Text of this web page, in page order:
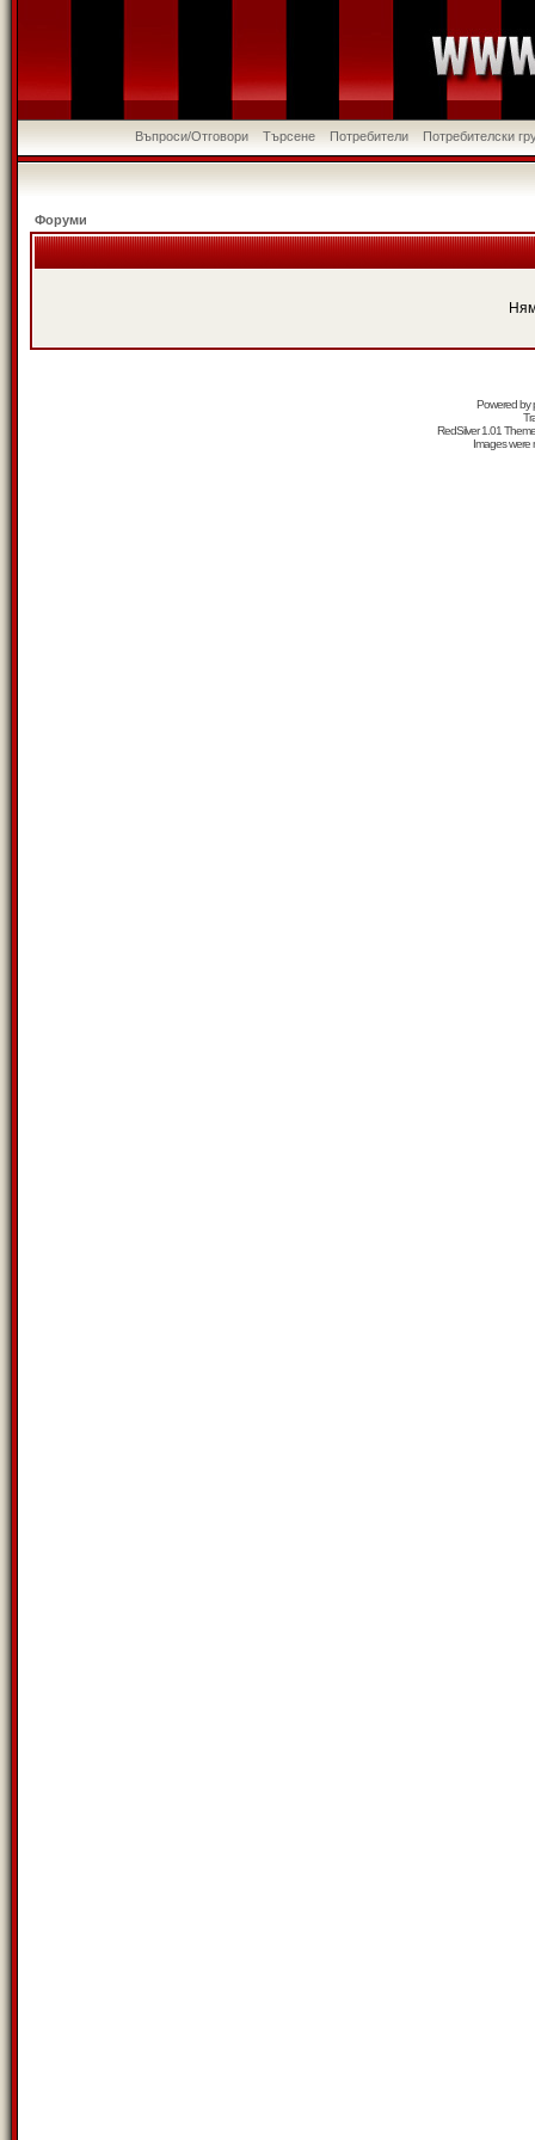
Въпроси/Отговори Търсене Потребители Потребителски
Форуми
Powered by
RedSilver 1.01
Images were